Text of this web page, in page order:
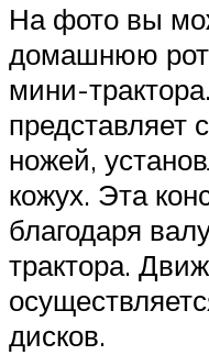
На фото вы
домашнюю
мини-
представляет
ножей,
кожух. Эта
благодаря
трактора.
дисков.